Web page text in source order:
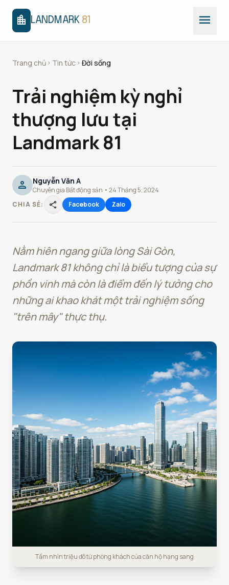
location_city LANDMARK 81 menu
Trang chủ chevron_right Tin tức chevron_right Đời sống
Trải nghiệm kỳ nghỉ
thượng lưu tại
Landmark 81
person Nguyễn Văn A
Chuyên gia Bất động sản • 24 Tháng 5, 2024
CHIA SẺ:
share Facebook Zalo
Nằm hiên ngang giữa lòng Sài Gòn,
Landmark 81 không chỉ là biểu tượng của sự
phồn vinh mà còn là điểm đến lý tưởng cho
những ai khao khát một trải nghiệm sống
"trên mây" thực thụ.
Tầm nhìn triệu đô từ phòng khách của căn hộ hạng sang